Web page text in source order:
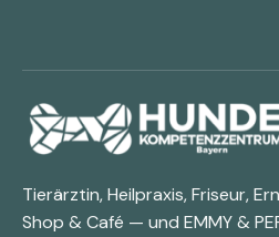
Tierärztin, Heilpraxis, Friseur,
Shop & Café — und EMMY &